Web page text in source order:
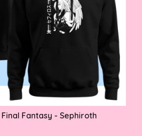
Final Fantasy - Sephiroth